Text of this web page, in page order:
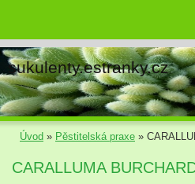
sukulenty.estranky.cz
Úvod » Pěstitelská praxe »
CARALLUMA